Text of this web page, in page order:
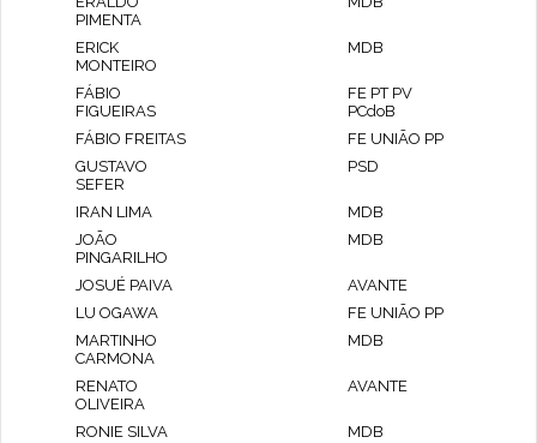
PIMENTA
ERICK
MONTEIRO
MDB
FÁBIO
FIGUEIRAS
FE PT PV
PCdoB
FÁBIO FREITAS
FE UNIÃO PP
GUSTAVO
SEFER
PSD
IRAN LIMA
MDB
JOÃO
PINGARILHO
MDB
JOSUÉ PAIVA
AVANTE
LU OGAWA
FE UNIÃO PP
MARTINHO
CARMONA
MDB
RENATO
OLIVEIRA
AVANTE
RONIE SILVA
MDB